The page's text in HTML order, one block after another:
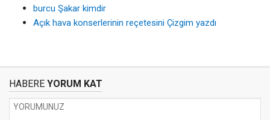
burcu Şakar kimdir
Açık hava konserlerinin reçetesini Çizgim yazdı
HABERE YORUM KAT